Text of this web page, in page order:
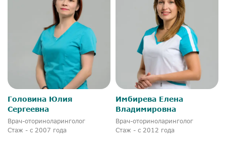
Вакансии
Головина Юлия
Сергеевна
Врач-оториноларинголог
Стаж - с 2007 года
Имбирева Елена
Владимировна
Врач-оториноларинголог
Стаж - с 2012 года